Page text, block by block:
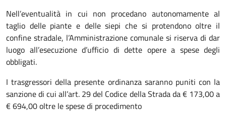
Nell’eventualità in cui non procedano autonomamente al
taglio delle piante e delle siepi che si protendono oltre il
confine stradale, l’Amministrazione comunale si riserva di dar
luogo all’esecuzione d’ufficio di dette opere a spese degli
obbligati.
I trasgressori della presente ordinanza saranno puniti con la
sanzione di cui all’art. 29 del Codice della Strada da € 173,00 a
€ 694,00 oltre le spese di procedimento